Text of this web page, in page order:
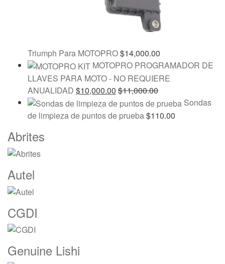
Triumph Para MOTOPRO$14,000.00
MOTOPRO PROGRAMADOR DE
LLAVES PARA MOTO - NO REQUIERE
ANUALIDAD $10,000.00 $11,000.00
Sondas
de limpieza de puntos de prueba$110.00
Marcas
De
Carrusel
Abrites
Autel
CGDI
Genuine Lishi